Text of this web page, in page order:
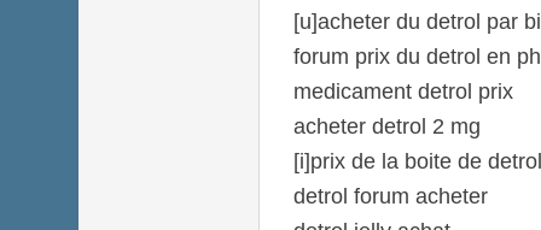
[u]acheter du detrol par
forum prix du detrol en
medicament detrol prix
acheter detrol 2 mg
[i]prix de la boite de
detrol forum acheter